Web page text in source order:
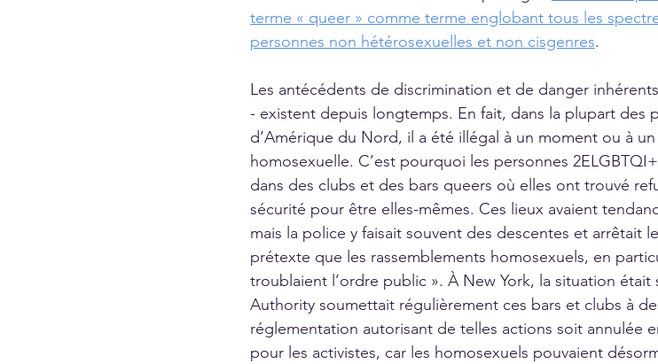
terme « queer » comme terme englobant tous les
personnes non hétérosexuelles et non cisgenres.
Les antécédents de discrimination et de danger
- existent depuis longtemps. En fait, dans la plupart des
d’Amérique du Nord, il a été illégal à un moment ou à
homosexuelle. C’est pourquoi les personnes
dans des clubs et des bars queers où elles ont trouvé
sécurité pour être elles-mêmes. Ces lieux avaient
mais la police y faisait souvent des descentes et arrêtait
prétexte que les rassemblements homosexuels, en
troublaient l’ordre public ». À New York, la situation était
Authority soumettait régulièrement ces bars et clubs à
réglementation autorisant de telles actions soit annulée
pour les activistes, car les homosexuels pouvaient